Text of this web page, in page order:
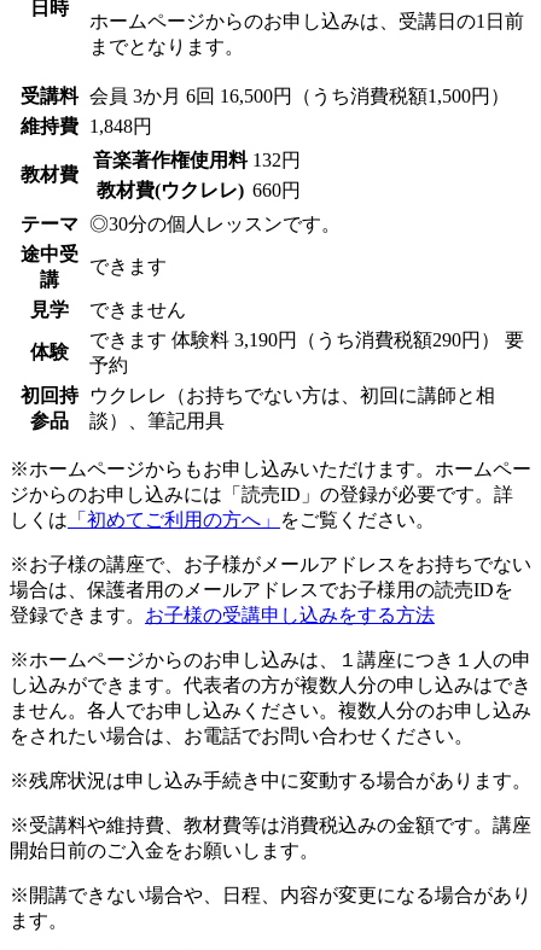
日時
ホームページからのお申し込みは、受講日の1日前
までとなります。
受講料 会員 3か月 6回 16,500円（うち消費税額1,500円）
維持費
1,848円
教材費
音楽著作権使用料 132円
教材費(ウクレレ) 660円
テーマ ◎30分の個人レッスンです。
途中受
講
できます
見学 できません
体験
できます 体験料 3,190円（うち消費税額290円） 要
予約
初回持
参品
ウクレレ（お持ちでない方は、初回に講師と相
談）、筆記用具
※ホームページからもお申し込みいただけます。ホームペー
ジからのお申し込みには「読売ID」の登録が必要です。詳
しくは 「初めてご利用の方へ」 をご覧ください。
※お子様の講座で、お子様がメールアドレスをお持ちでない
場合は、保護者用のメールアドレスでお子様用の読売IDを
登録できます。 お子様の受講申し込みをする方法
※ホームページからのお申し込みは、１講座につき１人の申
し込みができます。代表者の方が複数人分の申し込みはでき
ません。各人でお申し込みください。複数人分のお申し込み
をされたい場合は、お電話でお問い合わせください。
※残席状況は申し込み手続き中に変動する場合があります。
※受講料や維持費、教材費等は消費税込みの金額です。講座
開始日前のご入金をお願いします。
※開講できない場合や、日程、内容が変更になる場合があり
ます。